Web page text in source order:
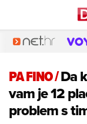
PA FINO/Da
vam je 12
problem s